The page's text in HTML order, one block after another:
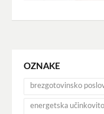
OZNAKE
brezgotovinsko
energetska